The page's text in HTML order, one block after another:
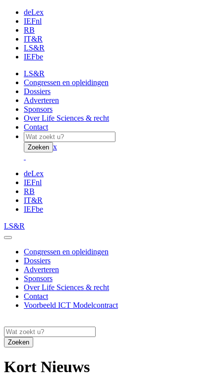
deLex
IEFnl
RB
IT&R
LS&R
IEFbe
LS&R
Congressen en opleidingen
Dossiers
Adverteren
Sponsors
Over Life Sciences & recht
Contact
Zoeken x
deLex
IEFnl
RB
IT&R
IEFbe
LS&R
Congressen en opleidingen
Dossiers
Adverteren
Sponsors
Over Life Sciences & recht
Contact
Voorbeeld ICT Modelcontract
Zoeken
Kort Nieuws